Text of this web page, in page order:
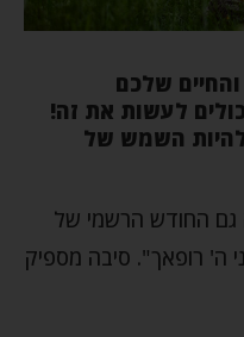
שלכם
לעשות את זה!
השמש של
גם החודש הרשמי של
ה' רופאך". סיבה מספיק